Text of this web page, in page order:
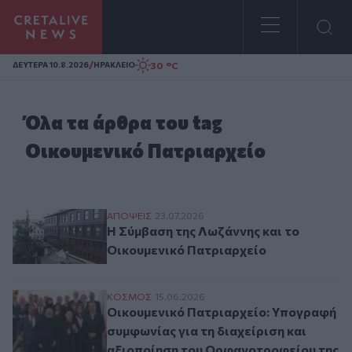
Homepage
ΔΕΥΤΕΡΑ 10.8.2026/ΗΡΑΚΛΕΙΟ 30 °C
Όλα τα άρθρα του tag
Οικουμενικό Πατριαρχείο
Η Σύμβαση της Λωζάννης και το
ΑΠΟΨΕΙΣ 23.07.2026
Η Σύμβαση της Λωζάννης και το
Οικουμενικό Πατριαρχείο
Οικουμενικό Πατριαρχείο: Υπογραφή
ΚΟΣΜΟΣ 15.06.2026
Οικουμενικό Πατριαρχείο: Υπογραφή
συμφωνίας για τη διαχείριση και